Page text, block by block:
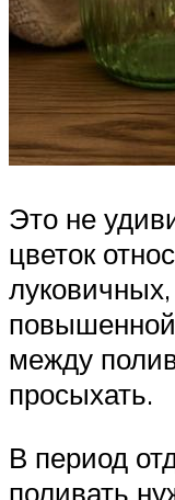
Это не
цветок
между
просыхать.
В период
поливать